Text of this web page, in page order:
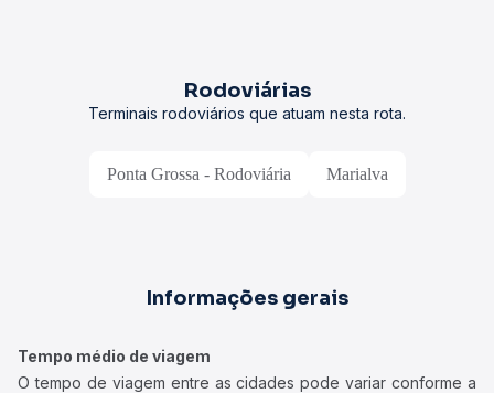
Rodoviárias
Terminais rodoviários que atuam nesta rota.
Ponta Grossa - Rodoviária Marialva
Informações gerais
Tempo médio de viagem
O tempo de viagem entre as cidades pode variar conforme a